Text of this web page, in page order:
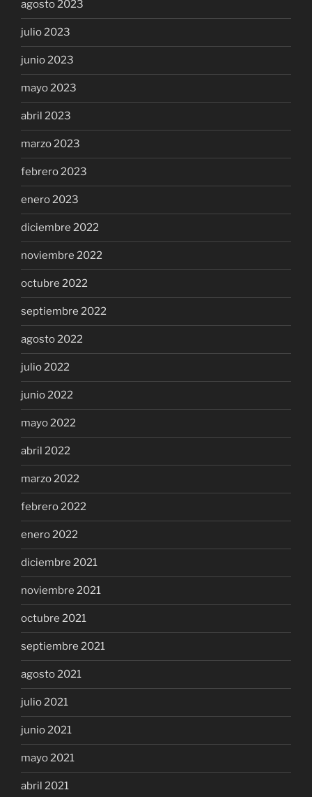
agosto 2023
julio 2023
junio 2023
mayo 2023
abril 2023
marzo 2023
febrero 2023
enero 2023
diciembre 2022
noviembre 2022
octubre 2022
septiembre 2022
agosto 2022
julio 2022
junio 2022
mayo 2022
abril 2022
marzo 2022
febrero 2022
enero 2022
diciembre 2021
noviembre 2021
octubre 2021
septiembre 2021
agosto 2021
julio 2021
junio 2021
mayo 2021
abril 2021